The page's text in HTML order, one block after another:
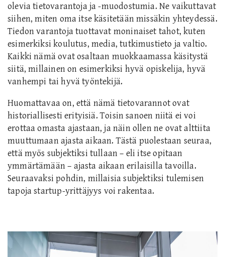
olevia tietovarantoja ja -muodostumia. Ne vaikuttavat
siihen, miten oma itse käsitetään missäkin yhteydessä.
Tiedon varantoja tuottavat moninaiset tahot, kuten
esimerkiksi koulutus, media, tutkimustieto ja valtio.
Kaikki nämä ovat osaltaan muokkaamassa käsitystä
siitä, millainen on esimerkiksi hyvä opiskelija, hyvä
vanhempi tai hyvä työntekijä.
Huomattavaa on, että nämä tietovarannot ovat
historiallisesti erityisiä. Toisin sanoen niitä ei voi
erottaa omasta ajastaan, ja näin ollen ne ovat alttiita
muuttumaan ajasta aikaan. Tästä puolestaan seuraa,
että myös subjektiksi tullaan – eli itse opitaan
ymmärtämään – ajasta aikaan erilaisilla tavoilla.
Seuraavaksi pohdin, millaisia subjektiksi tulemisen
tapoja startup-yrittäjyys voi rakentaa.